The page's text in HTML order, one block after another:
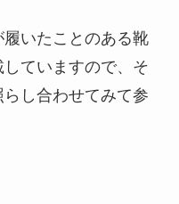
いたことのある靴
ていますので、そ
し合わせてみて参